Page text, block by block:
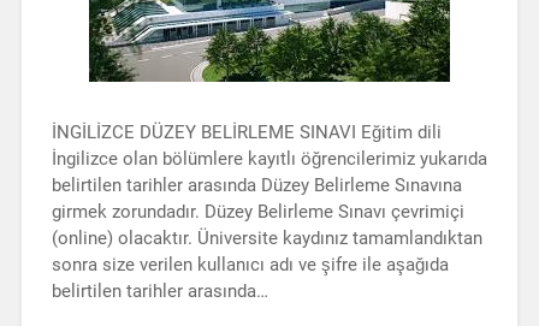
İNGİLİZCE DÜZEY BELİRLEME SINAVI Eğitim dili
İngilizce olan bölümlere kayıtlı öğrencilerimiz yukarıda
belirtilen tarihler arasında Düzey Belirleme Sınavına
girmek zorundadır. Düzey Belirleme Sınavı çevrimiçi
(online) olacaktır. Üniversite kaydınız tamamlandıktan
sonra size verilen kullanıcı adı ve şifre ile aşağıda
belirtilen tarihler arasında…